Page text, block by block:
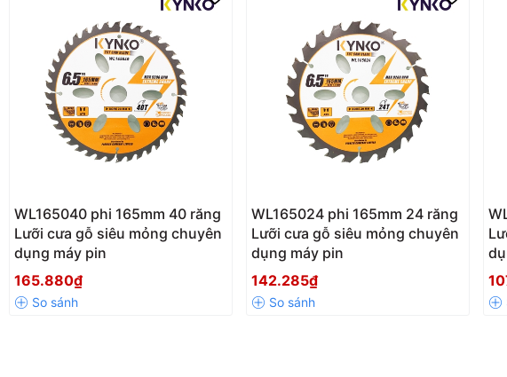
b=Chiều dày lưỡi cắt
d=Đường kính lỗ
Z=Số lượng răng
WL165040 phi 165mm 40 răng
Lưỡi cưa gỗ siêu mỏng chuyên
dụng máy pin
165.880₫
WL165024 phi 165mm 24 răng
Lưỡi cưa gỗ siêu mỏng chuyên
dụng máy pin
142.285₫